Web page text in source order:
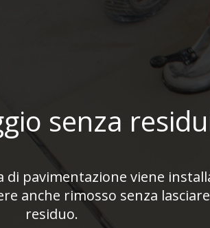
senza
di pavimentazione viene
anche rimosso senza
residuo.